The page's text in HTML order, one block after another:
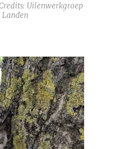
Uilenwerkgroep
Landen